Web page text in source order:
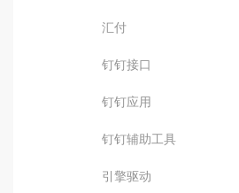
汇付
钉钉接口
钉钉应用
钉钉辅助工具
引擎驱动